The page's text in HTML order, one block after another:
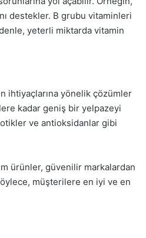
destekler. B grubu vitaminleri
yeterli miktarda vitamin
ihtiyaçlarına yönelik çözümler
kadar geniş bir yelpazeyi
ve antioksidanlar gibi
ürünler, güvenilir markalardan
müşterilere en iyi ve en